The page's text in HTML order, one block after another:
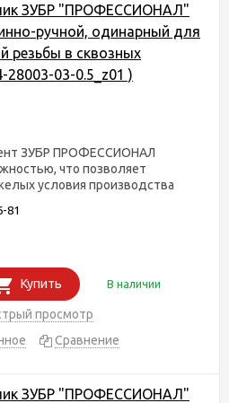
ЗУБР "ПРОФЕССИОНАЛ"
ручной, одинарный для
резьбы в сквозных
28003-03-0.5_z01 )
ЗУБР ПРОФЕССИОНАЛ
что позволяет
условия производства
81
Купить В наличии
просмотр
Сравнение
ЗУБР "ПРОФЕССИОНАЛ"